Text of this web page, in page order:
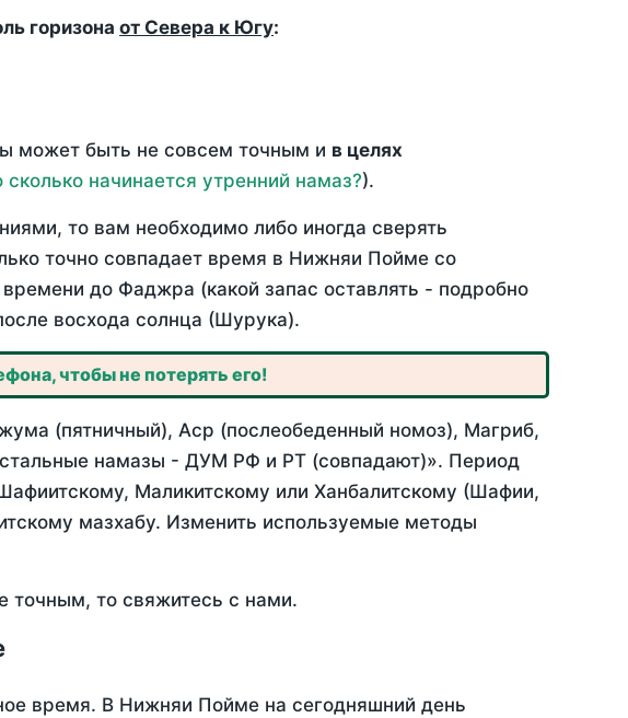
горизона от Севера к Югу:
может быть не совсем точным и в целях
сколько начинается утренний намаз?).
то вам необходимо либо иногда сверять
точно совпадает время в Нижняи Пойме со
до Фаджра (какой запас оставлять - подробно
восхода солнца (Шурука).
чтобы не потерять его!
(пятничный), Аср (послеобеденный номоз), Магриб,
намазы - ДУМ РФ и РТ (совпадают)». Период
Маликитскому или Ханбалитскому (Шафии,
мазхабу. Изменить используемые методы
точным, то свяжитесь с нами.
время. В Нижняи Пойме на сегодняшний день